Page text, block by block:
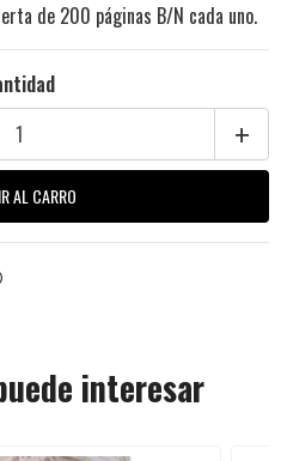
de 200 páginas B/N cada uno.
+
interesar